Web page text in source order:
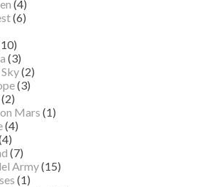
(4)
(6)
(3)
(2)
(3)
(2)
Mars (1)
(4)
(7)
Army(15)
(1)